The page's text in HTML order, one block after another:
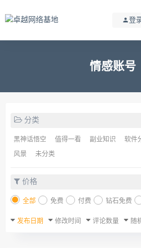
登
情感账号
分类
黑神话悟空 值得一看 副业知识 软件
风景 未分类
价格
全部 免费 付费 钻石免费
发布日期 修改时间 评论数量 随